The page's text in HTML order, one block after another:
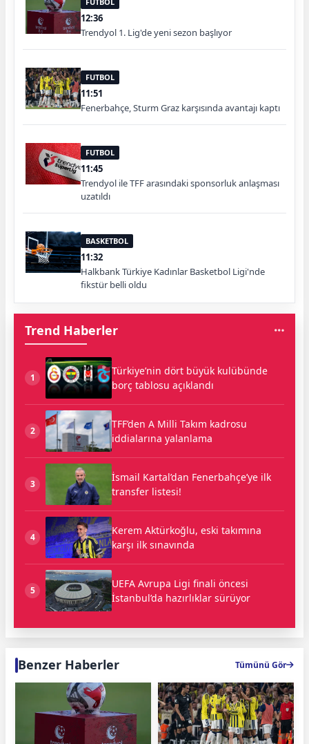
12:36
Trendyol 1. Lig'de yeni sezon başlıyor
FUTBOL
11:51
Fenerbahçe, Sturm Graz karşısında avantajı kaptı
FUTBOL
11:45
Trendyol ile TFF arasındaki sponsorluk anlaşması
uzatıldı
BASKETBOL
11:32
Halkbank Türkiye Kadınlar Basketbol Ligi'nde
fikstür belli oldu
Trend Haberler
1
Türkiye’nin dört büyük kulübünde
borç tablosu açıklandı
2
TFF’den A Milli Takım kadrosu
iddialarına yalanlama
3
İsmail Kartal’dan Fenerbahçe’ye ilk
transfer listesi!
4
Kerem Aktürkoğlu, eski takımına
karşı ilk sınavında
5
UEFA Avrupa Ligi finali öncesi
İstanbul’da hazırlıklar sürüyor
Benzer Haberler Tümünü Gör